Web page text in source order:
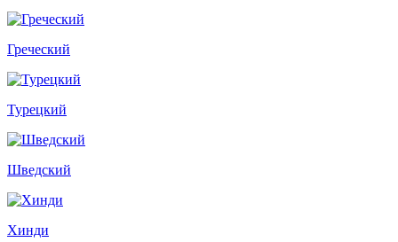
Греческий
Турецкий
Шведский
Хинди